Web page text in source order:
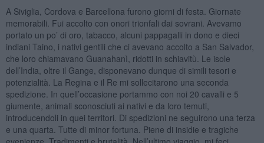
A Siviglia, Cordova e Barcellona furono giorni di festa. Giornate
memorabili. Fui accolto con onori trionfali dai sovrani. Avevamo
portato un po’ di oro, tabacco, alcuni pappagalli in dono e dieci
indiani Taino, i nativi gentili che ci avevano accolto a San Salvador,
che loro chiamavano Guanahanì, ridotti in schiavitù. Le isole
dell’India, oltre il Gange, disponevano dunque di simili tesori e
potenzialità. La Regina e il Re mi sollecitarono una seconda
spedizione. In quell’occasione portammo con noi 20 cavalli e 5
giumente, animali sconosciuti ai nativi e da loro temuti,
introducendoli in quei territori. Di spedizioni ne seguirono una terza
e una quarta. Tutte di minor fortuna. Piene di insidie e tragiche